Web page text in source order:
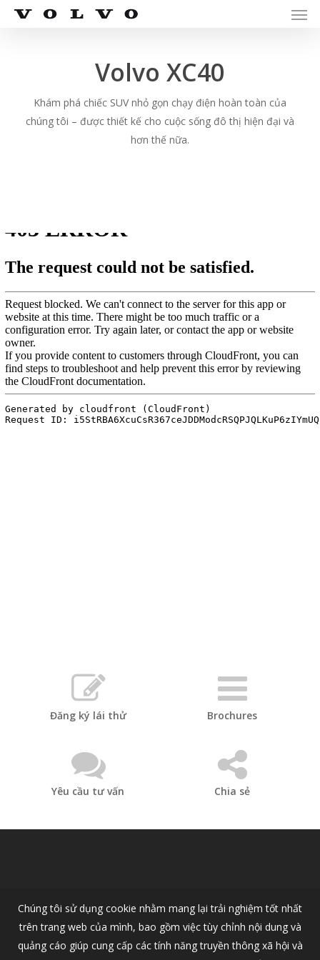
Skip
Volvo XC40
Khám phá chiếc SUV nhỏ gọn chạy điện hoàn toàn của
chúng tôi – được thiết kế cho cuộc sống đô thị hiện đại và
hơn thế nữa.
Đăng ký lái thử Brochures
Yêu cầu tư vấn Chia sẻ
Menu
Chúng tôi sử dụng cookie nhằm mang lại trải nghiệm tốt nhất
trên trang web của mình, bao gồm việc tùy chỉnh nội dung và
quảng cáo giúp cung cấp các tính năng truyền thông xã hội và